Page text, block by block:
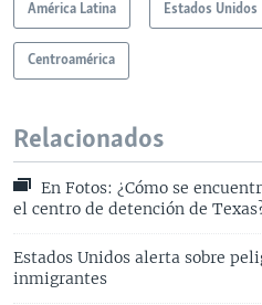
América Latina Estados Unidos
Centroamérica
Relacionados
En Fotos: ¿Cómo se
el centro de detención de
Estados Unidos alerta sobre
inmigrantes